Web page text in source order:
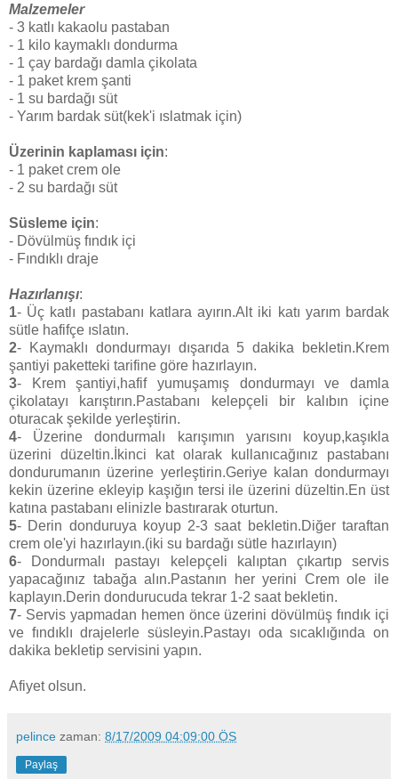
Malzemeler
- 3 katlı kakaolu pastaban
- 1 kilo kaymaklı dondurma
- 1 çay bardağı damla çikolata
- 1 paket krem şanti
- 1 su bardağı süt
- Yarım bardak süt(kek'i ıslatmak için)
Üzerinin kaplaması için:
- 1 paket crem ole
- 2 su bardağı süt
Süsleme için:
- Dövülmüş fındık içi
- Fındıklı draje
Hazırlanışı:
1- Üç katlı pastabanı katlara ayırın.Alt iki katı yarım bardak
sütle hafifçe ıslatın.
2- Kaymaklı dondurmayı dışarıda 5 dakika bekletin.Krem
şantiyi paketteki tarifine göre hazırlayın.
3- Krem şantiyi,hafif yumuşamış dondurmayı ve damla
çikolatayı karıştırın.Pastabanı kelepçeli bir kalıbın içine
oturacak şekilde yerleştirin.
4- Üzerine dondurmalı karışımın yarısını koyup,kaşıkla
üzerini düzeltin.İkinci kat olarak kullanıcağınız pastabanı
dondurumanın üzerine yerleştirin.Geriye kalan dondurmayı
kekin üzerine ekleyip kaşığın tersi ile üzerini düzeltin.En üst
katına pastabanı elinizle bastırarak oturtun.
5- Derin donduruya koyup 2-3 saat bekletin.Diğer taraftan
crem ole'yi hazırlayın.(iki su bardağı sütle hazırlayın)
6- Dondurmalı pastayı kelepçeli kalıptan çıkartıp servis
yapacağınız tabağa alın.Pastanın her yerini Crem ole ile
kaplayın.Derin dondurucuda tekrar 1-2 saat bekletin.
7- Servis yapmadan hemen önce üzerini dövülmüş fındık içi
ve fındıklı drajelerle süsleyin.Pastayı oda sıcaklığında on
dakika bekletip servisini yapın.
Afiyet olsun.
pelince zaman: 8/17/2009 04:09:00 ÖS
Paylaş